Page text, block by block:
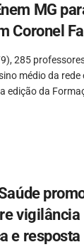
MG
Coronel
285
médio da rede
edição da
vigilância
e resposta